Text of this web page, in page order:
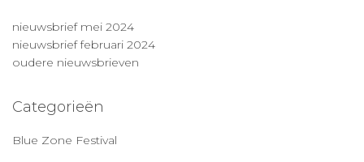
nieuwsbrief mei 2024
nieuwsbrief februari 2024
oudere nieuwsbrieven
Categorieën
Blue Zone Festival